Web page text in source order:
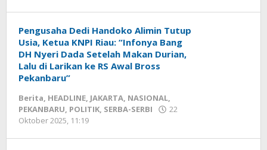
Pengusaha Dedi Handoko Alimin Tutup
Usia, Ketua KNPI Riau: “Infonya Bang
DH Nyeri Dada Setelah Makan Durian,
Lalu di Larikan ke RS Awal Bross
Pekanbaru”
Berita, HEADLINE, JAKARTA, NASIONAL,
PEKANBARU, POLITIK, SERBA-SERBI
22
Oktober 2025, 11:19